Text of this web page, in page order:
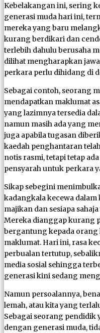
Kebelakangan ini, sering
generasi muda hari ini,
mereka yang baru
kurang berdikari dan
terlebih dahulu berusaha
dilihat mengharapkan
perkara perlu dihidang di
Sebagai contoh, seorang
mendapatkan maklumat
yang lazimnya tersedia
namun masih ada yang
juga apabila tugasan
kaedah penghantaran
notis rasmi, tetapi tetap
pensyarah untuk perkara
Sikap sebegini
kadangkala kecewa
majikan dan sesiapa
Mereka dianggap kurang
bergantung kepada
maklumat. Hari ini, rasa
perbualan tertutup,
media sosial sehingga
generasi kini sedang
Namun persoalannya,
lemah, atau kita yang
Sebagai seorang pendidik
dengan generasi muda,